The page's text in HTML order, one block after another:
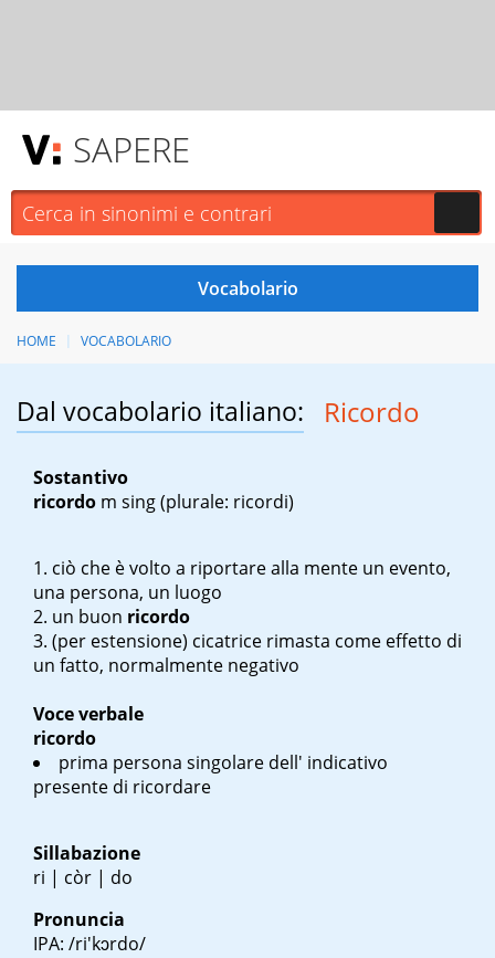
SAPERE
HOME VOCABOLARIO
Dal vocabolario italiano: Ricordo
Sostantivo
ricordo m sing(plurale: ricordi)
ciò che è volto a riportare alla mente un evento,
una persona, un luogo
un buon ricordo
(per estensione) cicatrice rimasta come effetto di
un fatto, normalmente negativo
Voce verbale
ricordo
prima persona singolare dell' indicativo
presente di ricordare
Sillabazione
ri | còr | do
Pronuncia
IPA: /ri'kɔrdo/